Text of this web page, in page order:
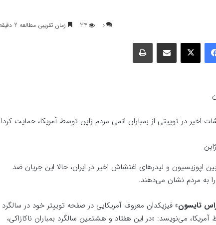
0
34 زمان تقریبی مطالعه 2 دقیقه
فیسبوک ایکس اشتراک گذاری با ایمیل چاپ
در توییتی از بمباران اتمی مردم ژاپن توسط آمریکا، حمایت کرد!
اپوزیسیون و لیدرهای اغتشاش اخیر در ایران، حالا این جریان ضد
را به مردم نشان می‌دهند.
تایسون» فیزیکدان معروف آمریکایی در صفحه توییتر خود در سالگرد
می‌نویسد: «در این هفتاد و هشتمین سالگرد بمباران ناکازاکی،